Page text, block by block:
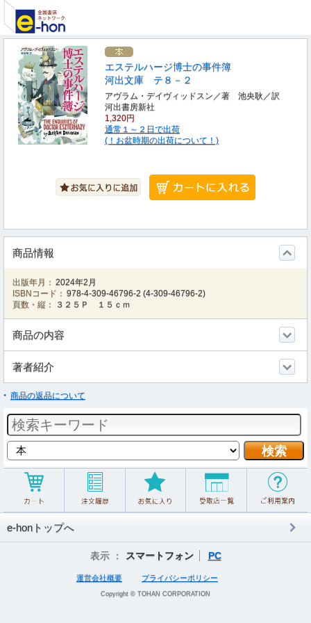
エステルハージ博士の事件簿
河出文庫 テ８－２
アヴラム・デイヴィッドスン／著 池央耿／訳
河出書房新社
1,320円
通常１～２日で出荷
(！お盆時期の出荷について！)
商品情報
出版年月： 2024年2月
ISBNコード： 978-4-309-46796-2 (4-309-46796-2)
頁数・縦：
３２５Ｐ １５ｃｍ
商品の内容
著者紹介
商品の返品について
e-honトップへ
表示 ： スマートフォン PC
運営会社概要 プライバシーポリシー
Copyright © TOHAN CORPORATION